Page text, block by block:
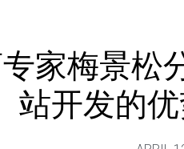
家梅景松
站开发的